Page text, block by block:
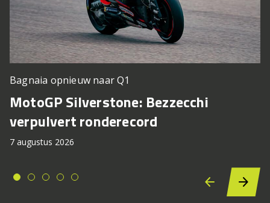
Bagnaia opnieuw naar Q1
MotoGP Silverstone: Bezzecchi
verpulvert ronderecord
7 augustus 2026